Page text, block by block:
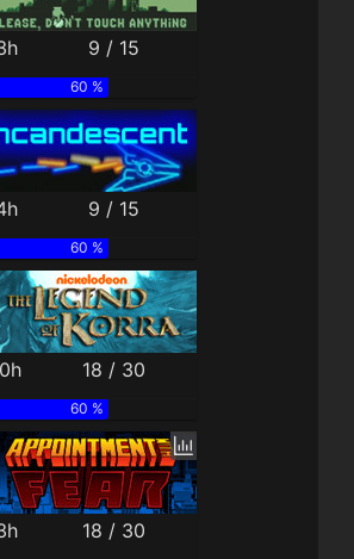
9 / 15
60 %
9 / 15
60 %
18 / 30
60 %
18 / 30